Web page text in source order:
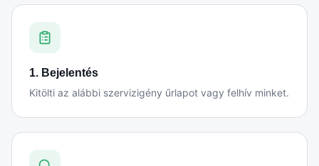
1. Bejelentés
Kitölti az alábbi szervizigény űrlapot vagy felhív minket.